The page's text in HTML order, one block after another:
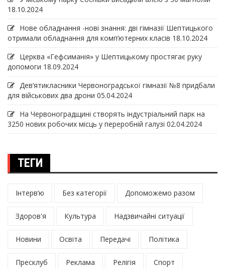
18.10.2024
Нове обладнання -нові знання: дві гімназії Шептицького
отримали обладнання для комп’ютерних класів 18.10.2024
Церква «Гефсиманія» у Шептицькому простягає руку
допомоги 18.09.2024
Дев‘ятикласники Червоноградської гімназії №8 придбали
для військових два дрони 05.04.2024
На Червоноградщині створять індустріальний парк на
3250 нових робочих місць у переробній галузі 02.04.2024
ТЕГИ
Інтерв’ю Без категорії Допоможемо разом
Здоров'я Культура Надзвичайні ситуації
Новини Освіта Передачі Політика
Пресклуб Реклама Релігія Спорт